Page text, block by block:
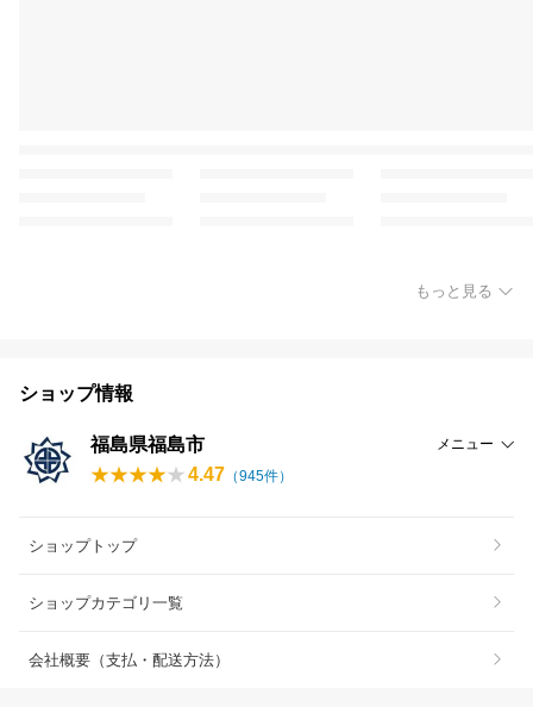
もっと見る
ショップ情報
福島県福島市 メニュー
4.47 （945件）
ショップトップ
ショップカテゴリ一覧
会社概要（支払・配送方法）